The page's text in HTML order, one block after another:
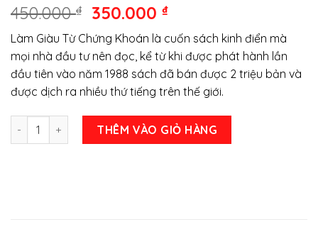
450.000₫
Giá
gốc
là:
450.000 ₫.
350.000₫Giá
hiện
tại
là:
350.000 ₫.
Làm Giàu Từ Chứng Khoán là cuốn sách kinh điển mà
mọi nhà đầu tư nên đọc, kể từ khi được phát hành lần
đầu tiên vào năm 1988 sách đã bán được 2 triệu bản và
được dịch ra nhiều thứ tiếng trên thế giới.
Làm Giàu Từ Chứng Khoán, tác giả William J. O’Neil số
THÊM VÀO GIỎ HÀNG